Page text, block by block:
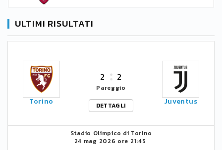
ULTIMI RISULTATI
Torino
2 2
Pareggio
DETTAGLI
Juventus
Stadio Olimpico di Torino
24 mag 2026 ore 21:45